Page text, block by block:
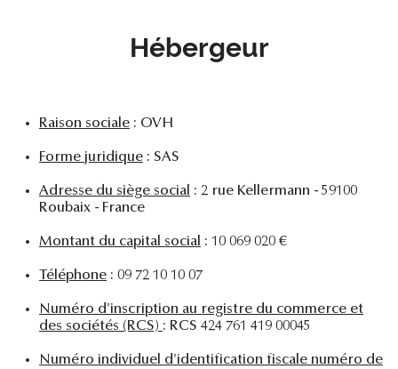
Hébergeur
Raison sociale : OVH
Forme juridique : SAS
Adresse du siège social : 2 rue Kellermann - 59100
Roubaix - France
Montant du capital social : 10 069 020 €
Téléphone : 09 72 10 10 07
Numéro d'inscription au registre du commerce et
des sociétés (RCS) : RCS 424 761 419 00045
Numéro individuel d'identification fiscale numéro de